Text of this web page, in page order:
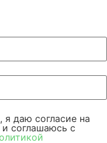
даю согласие на
соглашаюсь c